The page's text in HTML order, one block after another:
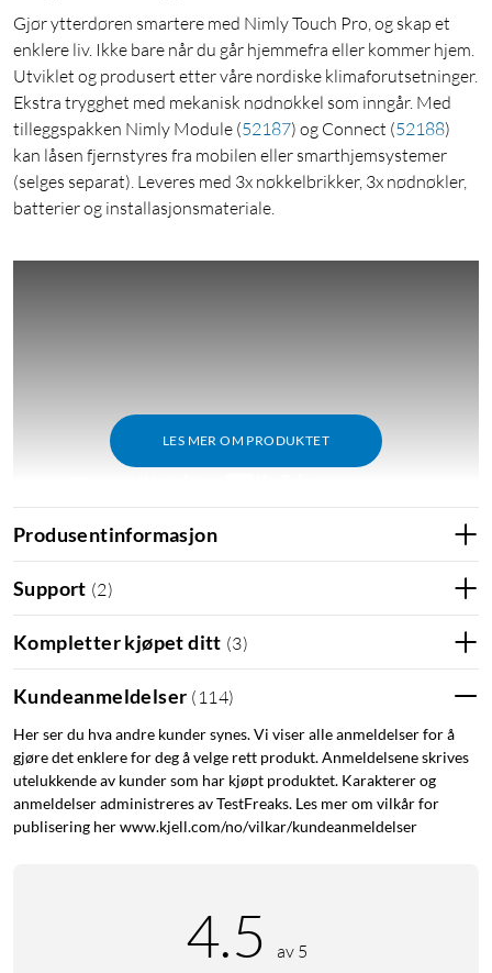
Gjør ytterdøren smartere med Nimly Touch Pro, og skap et
enklere liv. Ikke bare når du går hjemmefra eller kommer hjem.
Utviklet og produsert etter våre nordiske klimaforutsetninger.
Ekstra trygghet med mekanisk nødnøkkel som inngår. Med
tilleggspakken Nimly Module (52187) og Connect (52188)
kan låsen fjernstyres fra mobilen eller smarthjemsystemer
(selges separat). Leveres med 3x nøkkelbrikker, 3x nødnøkler,
batterier og installasjonsmateriale.
LES MER OM PRODUKTET
OBS! Ny modell. Verktøy er erstattet med en bits som ligger
vedlagt i en papirpose.
Mange åpningsalternativer
Opplev hvor enkelt det er å låse opp ytterdøren med
fingeravtrykk. Du kan fremdeles på en enkel måte låse opp
med kode på opptil 8 sifre. Gi barna hver sin nøkkelbrikke for
enkel og trygg åpning. En nøkkelbrikke kan enkelt slettes hvis
Produsentinformasjon
Support (2)
Kompletter kjøpet ditt (3)
Kundeanmeldelser ( 114)
Her ser du hva andre kunder synes. Vi viser alle anmeldelser for å
gjøre det enklere for deg å velge rett produkt. Anmeldelsene skrives
utelukkende av kunder som har kjøpt produktet. Karakterer og
anmeldelser administreres av TestFreaks. Les mer om vilkår for
publisering her www.kjell.com/no/vilkar/kundeanmeldelser
4.5 av 5